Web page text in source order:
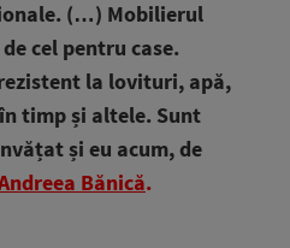
(…) Mobilierul
cel pentru case.
la lovituri, apă,
timp și altele. Sunt
și eu acum, de
Bănică.